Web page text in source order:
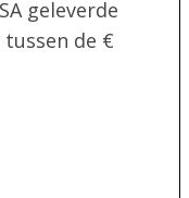
geleverde
de €